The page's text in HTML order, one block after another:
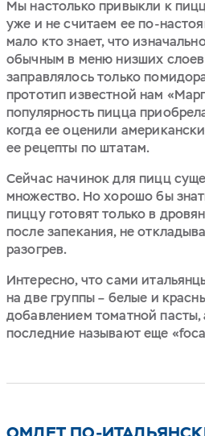
Мы настолько привыкли к
уже и не считаем ее по-
мало кто знает, что
обычным в меню низших
заправлялось только
прототип известной нам
популярность пицца
когда ее оценили
ее рецепты по штатам.
Сейчас начинок для пицц
множество. Но хорошо бы
пиццу готовят только в
после запекания, не
разогрев.
Интересно, что сами
на две группы – белые и
добавлением томатной пасты,
последние называют еще